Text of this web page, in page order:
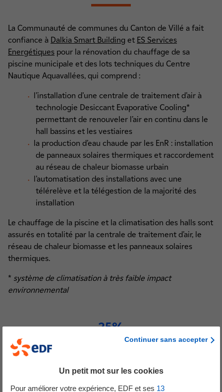
La Communauté de communes du Canton de Villé a fait
confiance à Dalkia Smart Building et ES Services
Energétiques pour la rénovation du chauffage de sa
piscine municipale et des lots techniques du Centre
Nautique Aquavallées, qui comprend :
l’installation d’une centrale de traitement d’air à
technologie Desiccant Evaporative Cooling*
permettant de renouveler l’air en continu dans le
hall bassins et les vestiaires
la production d’eau chaude par les EnR : installation
de panneaux solaires thermiques et raccordement
au réseau de chaleur biomasse urbain
l’automatisation des installations avec une
télérelève et la télégestion de la majorité des
installation
Le chauffage de la piscine et la climatisation des halls sont
assurés en totalité par la centrale de traitement d’air, le
réseau de chaleur biomasse et les panneaux solaires
thermiques.
* système de climatisation à très faible impact
environnemental
25%
Continuer sans accepter
Un petit mot sur les cookies
Pour améliorer votre expérience, EDF et ses 13